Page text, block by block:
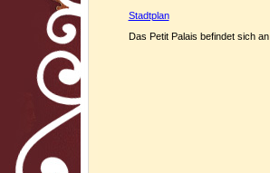
Stadtplan
Das Petit Palais befindet sich